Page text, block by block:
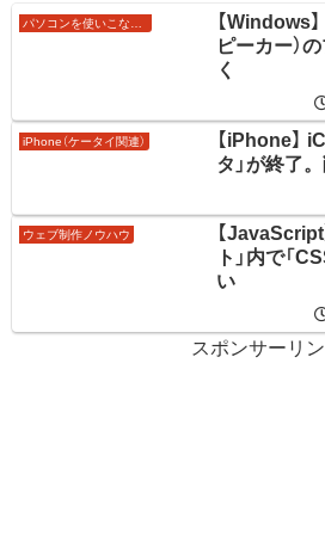
【Windows
ピーカー）
く
iPhone（ケータイ関連）
【iPhone】
タ」が終了
ウェブ制作ノウハウ
【
ト」内で「
い
スポンサーリ